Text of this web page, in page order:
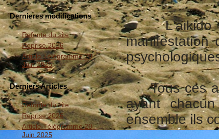
Dernieres modifications
Refonte du site
Reprise 2026
Article Télégramme 20
Juin 2025
Derniers Articles
Refonte du site
Reprise 2026
Article Télégramme 20
Juin 2025
L'aikido est
manifestation
Tous ces
ayant
ensemble ils